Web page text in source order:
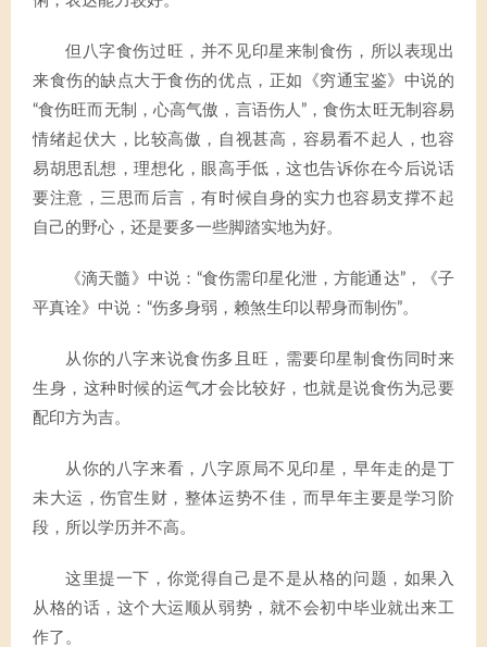
但八字食伤过旺，并不见印星来制食伤，所以表现出
来食伤的缺点大于食伤的优点，正如《穷通宝鉴》中说的
“食伤旺而无制，心高气傲，言语伤人”，食伤太旺无制容易
情绪起伏大，比较高傲，自视甚高，容易看不起人，也容
易胡思乱想，理想化，眼高手低，这也告诉你在今后说话
要注意，三思而后言，有时候自身的实力也容易支撑不起
自己的野心，还是要多一些脚踏实地为好。
《滴天髓》中说：“食伤需印星化泄，方能通达”，《子
平真诠》中说：“伤多身弱，赖煞生印以帮身而制伤”。
从你的八字来说食伤多且旺，需要印星制食伤同时来
生身，这种时候的运气才会比较好，也就是说食伤为忌要
配印方为吉。
从你的八字来看，八字原局不见印星，早年走的是丁
未大运，伤官生财，整体运势不佳，而早年主要是学习阶
段，所以学历并不高。
这里提一下，你觉得自己是不是从格的问题，如果入
从格的话，这个大运顺从弱势，就不会初中毕业就出来工
作了。